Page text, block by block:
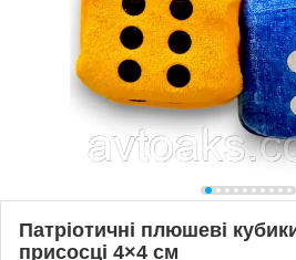
Патріотичні плюшеві
присосці 4×4 см